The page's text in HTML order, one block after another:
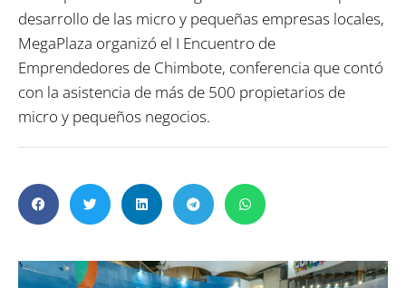
desarrollo de las micro y pequeñas empresas locales,
MegaPlaza organizó el I Encuentro de
Emprendedores de Chimbote, conferencia que contó
con la asistencia de más de 500 propietarios de
micro y pequeños negocios.